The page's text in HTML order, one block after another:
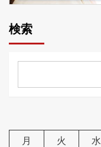
検索
月
火 水